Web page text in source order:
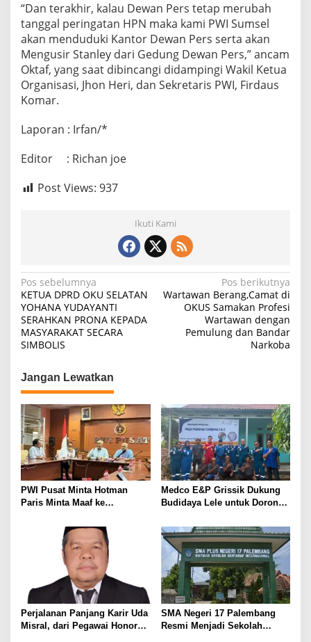
a
n
P
e
r
s
D
a
n
“Dan terakhir, kalau Dewan Pers tetap merubah
tanggal peringatan HPN maka kami PWI Sumsel
akan menduduki Kantor Dewan Pers serta akan
Mengusir Stanley dari Gedung Dewan Pers,” ancam
Oktaf, yang saat dibincangi didampingi Wakil Ketua
Organisasi, Jhon Heri, dan Sekretaris PWI, Firdaus
Komar.
Laporan : Irfan/*
Editor : Richan joe
Post Views: 937
Ikuti Kami
N
a
v
i
a
s
i
p
o
s
Pos sebelumnya
KETUA DPRD OKU SELATAN
YOHANA YUDAYANTI
SERAHKAN PRONA KEPADA
MASYARAKAT SECARA
SIMBOLIS
Pos berikutnya
Wartawan Berang,Camat di
OKUS Samakan Profesi
Wartawan dengan
Pemulung dan Bandar
Narkoba
Jangan Lewatkan
PWI Pusat Minta Hotman
Paris Minta Maaf ke
Pers Harus Dihormati
Medco E&P Grissik Dukung
Budidaya Lele untuk Dorong
Masyarakat
Perjalanan Panjang Karir Uda
Misral, dari Pegawai Honorer
SMA Negeri 17 Palembang
Resmi Menjadi Sekolah